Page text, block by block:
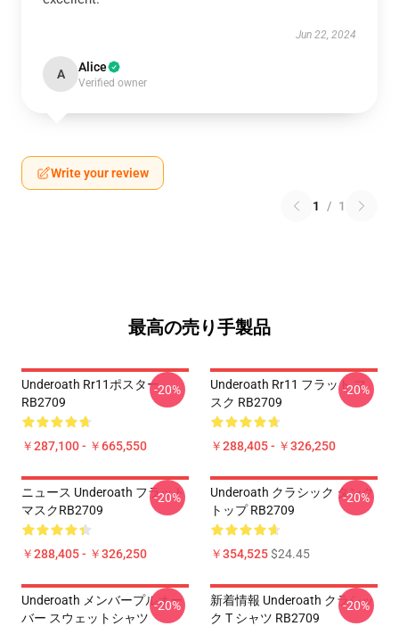
Jun 22, 2024
A Alice
Verified owner
Write your review
1 / 1
最高の売り手製品
Underoath Rr11ポスター
RB2709
￥287,100 - ￥665,550
-20%
Underoath Rr11 フラット マ
スク RB2709
￥288,405 - ￥326,250
-20%
ニュース Underoath フラット
マスクRB2709
￥288,405 - ￥326,250
-20%
Underoath クラシック タンク
トップ RB2709
￥354,525$24.45
-20%
Underoath メンバープルオー
バー スウェットシャツ
-20%
新着情報 Underoath クラシッ
ク T シャツ RB2709
-20%